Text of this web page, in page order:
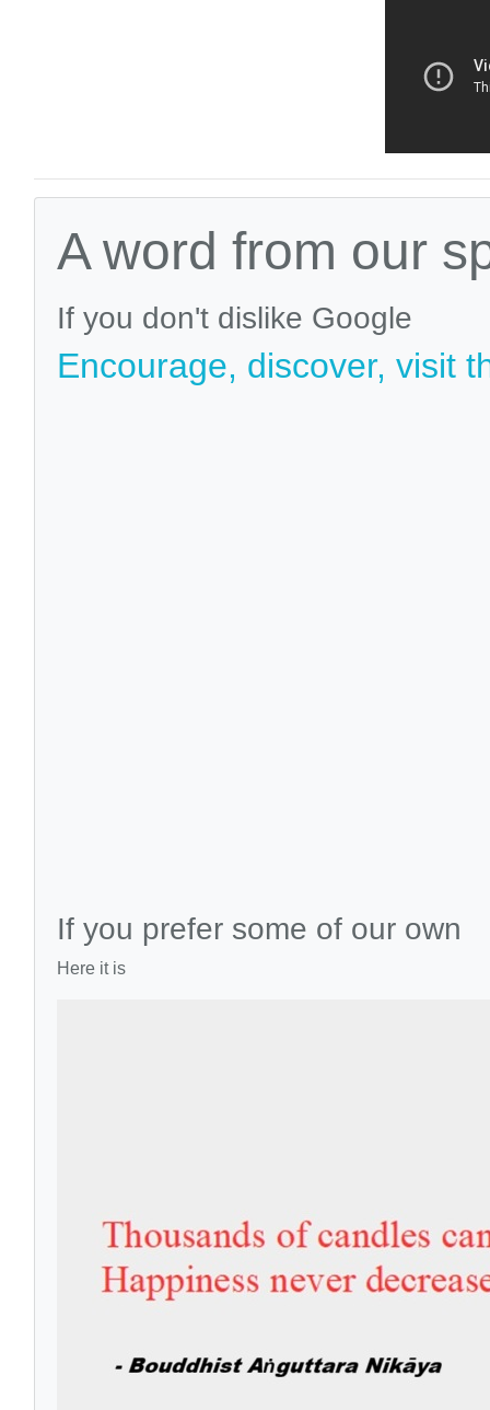
A word from our
If you don't dislike Google
Encourage, discover, visit
If you prefer some of our own
Here it is